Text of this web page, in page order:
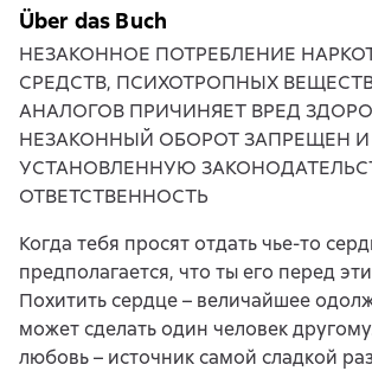
Über das Buch
НЕЗАКОННОЕ ПОТРЕБЛЕНИЕ
СРЕДСТВ, ПСИХОТРОПНЫХ
АНАЛОГОВ ПРИЧИНЯЕТ ВРЕД
НЕЗАКОННЫЙ ОБОРОТ ЗАПРЕЩЕН И
УСТАНОВЛЕННУЮ
ОТВЕТСТВЕННОСТЬ
Когда тебя просят отдать чье-то
предполагается, что ты его перед
Похитить сердце – величайшее
может сделать один человек
любовь – источник самой сладкой